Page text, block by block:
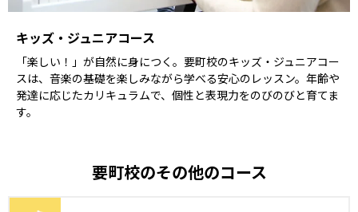
キッズ・ジュニアコース
「楽しい！」が自然に身につく。要町校のキッズ・ジュニアコー
スは、音楽の基礎を楽しみながら学べる安心のレッスン。年齢や
発達に応じたカリキュラムで、個性と表現力をのびのびと育てま
す。
要町校のその他のコース